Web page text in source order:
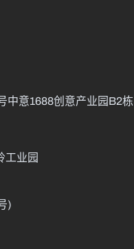
中意1688创意产业园B2栋
工业园
)